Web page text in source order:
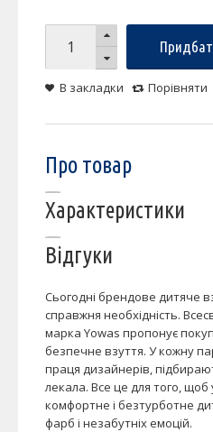
В закладки Порівняти
Про товар
Характеристики
Відгуки
Сьогодні брендове дитяче
справжня необхідність.
марка Yowas пропонує
безпечне взуття. У кожну
праця дизайнерів,
лекала. Все це для того, щоб
комфортне і безтурботне
фарб і незабутніх емоцій.